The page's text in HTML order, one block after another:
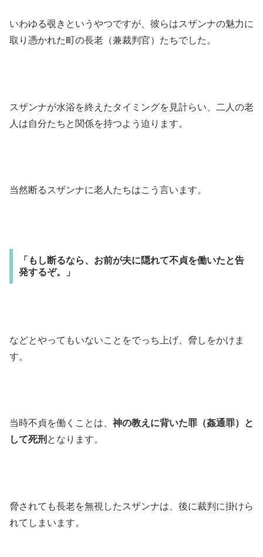
いわゆる覗きというやつですが、彼らはスザンナの魅力に
取り憑かれた町の長老（兼裁判官）たちでした。
スザンナが水浴を終えたタイミングを見計らい、二人の老
人は自分たちと関係を持つよう迫ります。
当然断るスザンナに老人たちはこう言います。
「もし断るなら、お前が夫に隠れて不貞を働いたと告
発するぞ。」
などとやってもいないことをでっち上げ、脅しをかけま
す。
当時不貞を働くことは、 神の教えに背いた罪（姦通罪）と
して死刑 となります。
脅されても長老を無視したスザンナは、後に裁判に掛けら
れてしまいます。